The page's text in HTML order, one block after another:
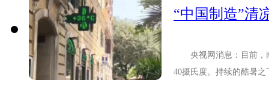
“中国制造”清
央视网消息：目前，南
40摄氏度。持续的酷暑